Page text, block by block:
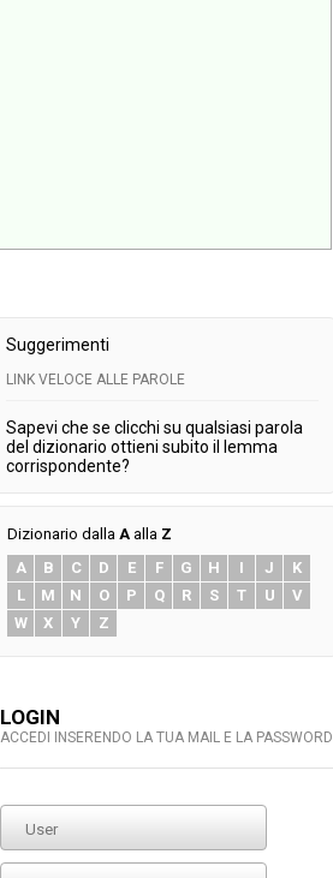
Suggerimenti
LINK VELOCE ALLE PAROLE
Sapevi che se clicchi su qualsiasi parola
del dizionario ottieni subito il lemma
corrispondente?
Dizionario dalla A alla Z
A
B C D E F G H I J
K
L
M N O P Q R S T U
V
W
X Y Z
LOGIN
ACCEDI INSERENDO LA TUA MAIL E LA PASSWORD